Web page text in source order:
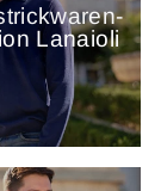
Lanaioli